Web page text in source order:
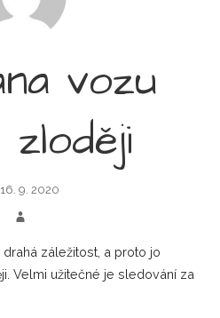
vozu
16. 9. 2020
záležitost, a proto jo
Velmi užitečné je sledování za